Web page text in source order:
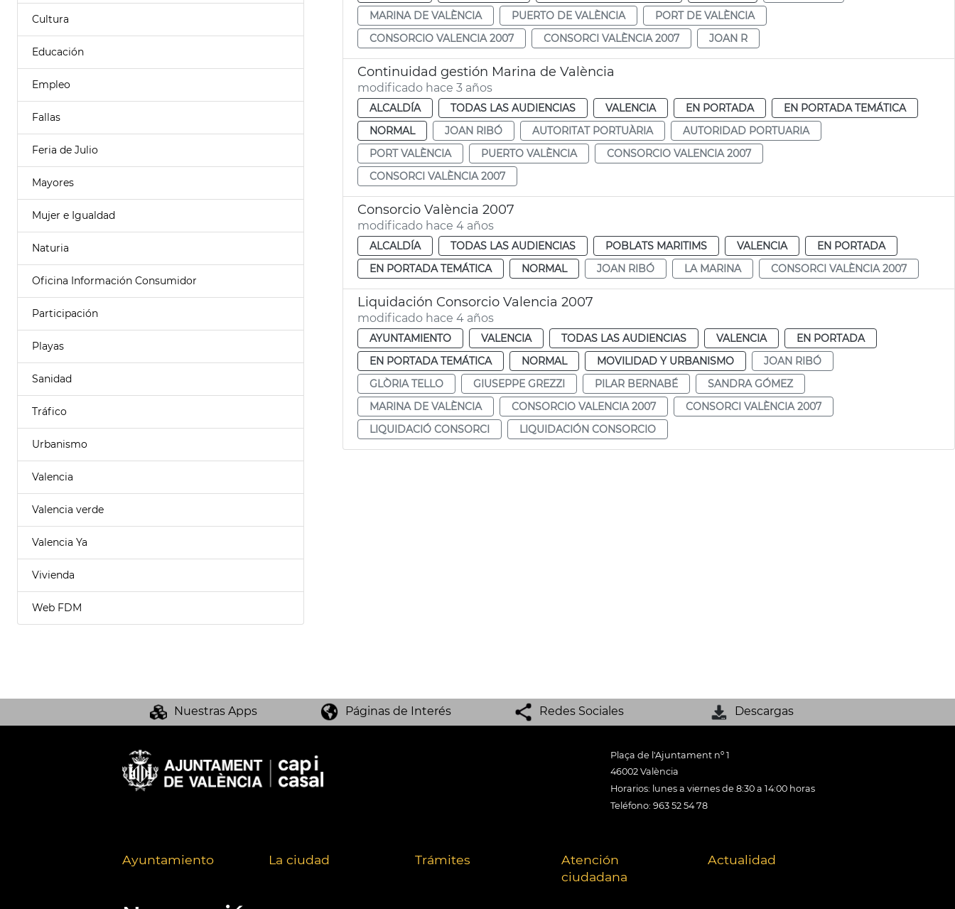
Cultura
Educación
Empleo
Fallas
Feria de Julio
Mayores
Mujer e Igualdad
Naturia
Oficina Información Consumidor
Participación
Playas
Sanidad
Tráfico
Urbanismo
Valencia
Valencia verde
Valencia Ya
Vivienda
Web FDM
MARINA DE VALÈNCIA
PUERTO DE VALÈNCIA
PORT DE VALÈNCIA
CONSORCIO VALENCIA 2007
CONSORCI VALÈNCIA 2007 JOAN R
Continuidad gestión Marina de València
modificado hace 3 años
ALCALDÍA TODAS LAS AUDIENCIAS VALENCIA EN PORTADA
EN PORTADA TEMÁTICA
NORMAL
JOAN RIBÓ AUTORITAT PORTUÀRIA
AUTORIDAD PORTUARIA
PORT VALÈNCIA
PUERTO VALÈNCIA
CONSORCIO VALENCIA 2007
CONSORCI VALÈNCIA 2007
Consorcio València 2007
modificado hace 4 años
ALCALDÍA TODAS LAS AUDIENCIAS POBLATS MARITIMS VALENCIA
EN PORTADA
EN PORTADA TEMÁTICA
NORMAL JOAN RIBÓ LA MARINA CONSORCI VALÈNCIA 2007
Liquidación Consorcio Valencia 2007
modificado hace 4 años
AYUNTAMIENTO VALENCIA TODAS LAS AUDIENCIAS VALENCIA
EN PORTADA
EN PORTADA TEMÁTICA
NORMAL MOVILIDAD Y URBANISMO
JOAN RIBÓ
GLÒRIA TELLO
GIUSEPPE GREZZI PILAR BERNABÉ
SANDRA GÓMEZ
MARINA DE VALÈNCIA
CONSORCIO VALENCIA 2007
CONSORCI VALÈNCIA 2007
LIQUIDACIÓ CONSORCI
LIQUIDACIÓN CONSORCIO
Nuestras Apps Páginas de Interés Redes Sociales Descargas
Plaça de l'Ajuntament nº 1
46002 València
Horarios: lunes a viernes de 8:30 a 14:00 horas
Teléfono: 963 52 54 78
Ayuntamiento La ciudad Trámites
Atención
ciudadana
Actualidad